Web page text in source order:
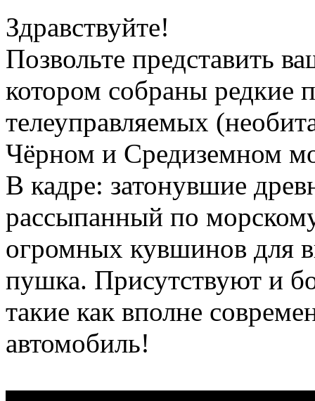
Здравствуйте!
Позвольте представить
котором собраны редкие
телеуправляемых
Чёрном и Средиземном
В кадре: затонувшие
рассыпанный по
огромных кувшинов для
пушка. Присутствуют и
такие как вполне
автомобиль!